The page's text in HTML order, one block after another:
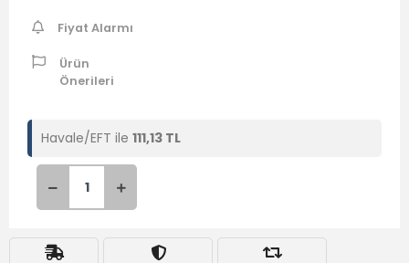
Fiyat Alarmı
Ürün
Önerileri
Havale/EFT ile 111,13 TL